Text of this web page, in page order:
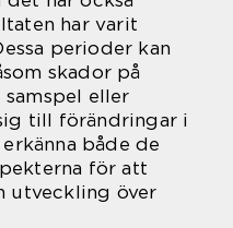
har varit
perioder kan
skador på
eller
till förändringar i
både de
för att
utveckling över